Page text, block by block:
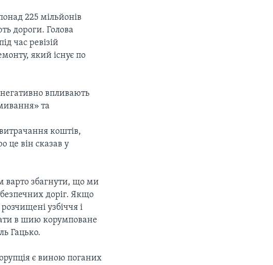
225 мільйонів
дороги. Голова
час ревізій
який існує по
впливають
та
коштів,
це він сказав у
варто збагнути, що ми
доріг. Якщо
узбіччя і
в шию корумповане
Гацько.
є виною поганих